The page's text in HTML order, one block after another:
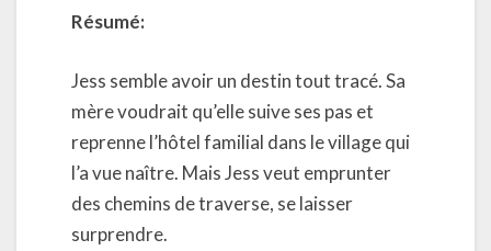
Résumé:
Jess semble avoir un destin tout tracé. Sa
mère voudrait qu’elle suive ses pas et
reprenne l’hôtel familial dans le village qui
l’a vue naître. Mais Jess veut emprunter
des chemins de traverse, se laisser
surprendre.